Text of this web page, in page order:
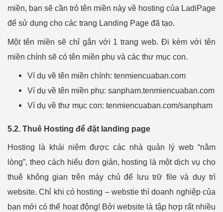
miền, bạn sẽ cần trỏ tên miền này về hosting của LadiPage
để sử dụng cho các trang Landing Page đã tạo.
Một tên miền sẽ chỉ gắn với 1 trang web. Đi kèm với tên
miền chính sẽ có tên miền phụ và các thư mục con.
Ví dụ về tên miền chính: tenmiencuaban.com
Ví dụ về tên miền phụ: sanpham.tenmiencuaban.com
Ví dụ về thư mục con: tenmiencuaban.com/sanpham
5.2. Thuê Hosting để đặt landing page
Hosting là khái niệm được các nhà quản lý web “nằm
lòng”, theo cách hiểu đơn giản, hosting là một dịch vụ cho
thuê không gian trên máy chủ để lưu trữ file và duy trì
website. Chỉ khi có hosting – webstie thì doanh nghiệp của
bạn mới có thể hoạt động! Bởi website là tập hợp rất nhiều